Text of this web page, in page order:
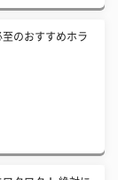
至のおすすめホラ